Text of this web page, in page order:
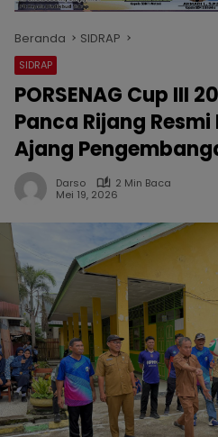
Beranda SIDRAP
SIDRAP
PORSENAG Cup III
Panca Rijang Resmi
Ajang
Darso
2 Min Baca
Mei 19, 2026